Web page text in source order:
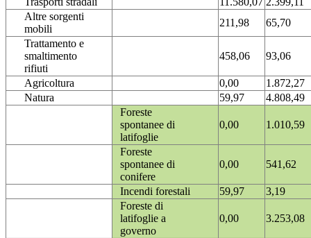
Altre sorgenti
mobili
211,98
65,70
Trattamento e
smaltimento
rifiuti
458,06 93,06
Agricoltura 0,00
1.872,27
Natura
59,97
4.808,49
Foreste
spontanee di
latifoglie
0,00 1.010,59
Foreste
spontanee di
conifere
0,00 541,62
Incendi forestali 59,97
3,19
Foreste di
latifoglie a
governo
0,00 3.253,08